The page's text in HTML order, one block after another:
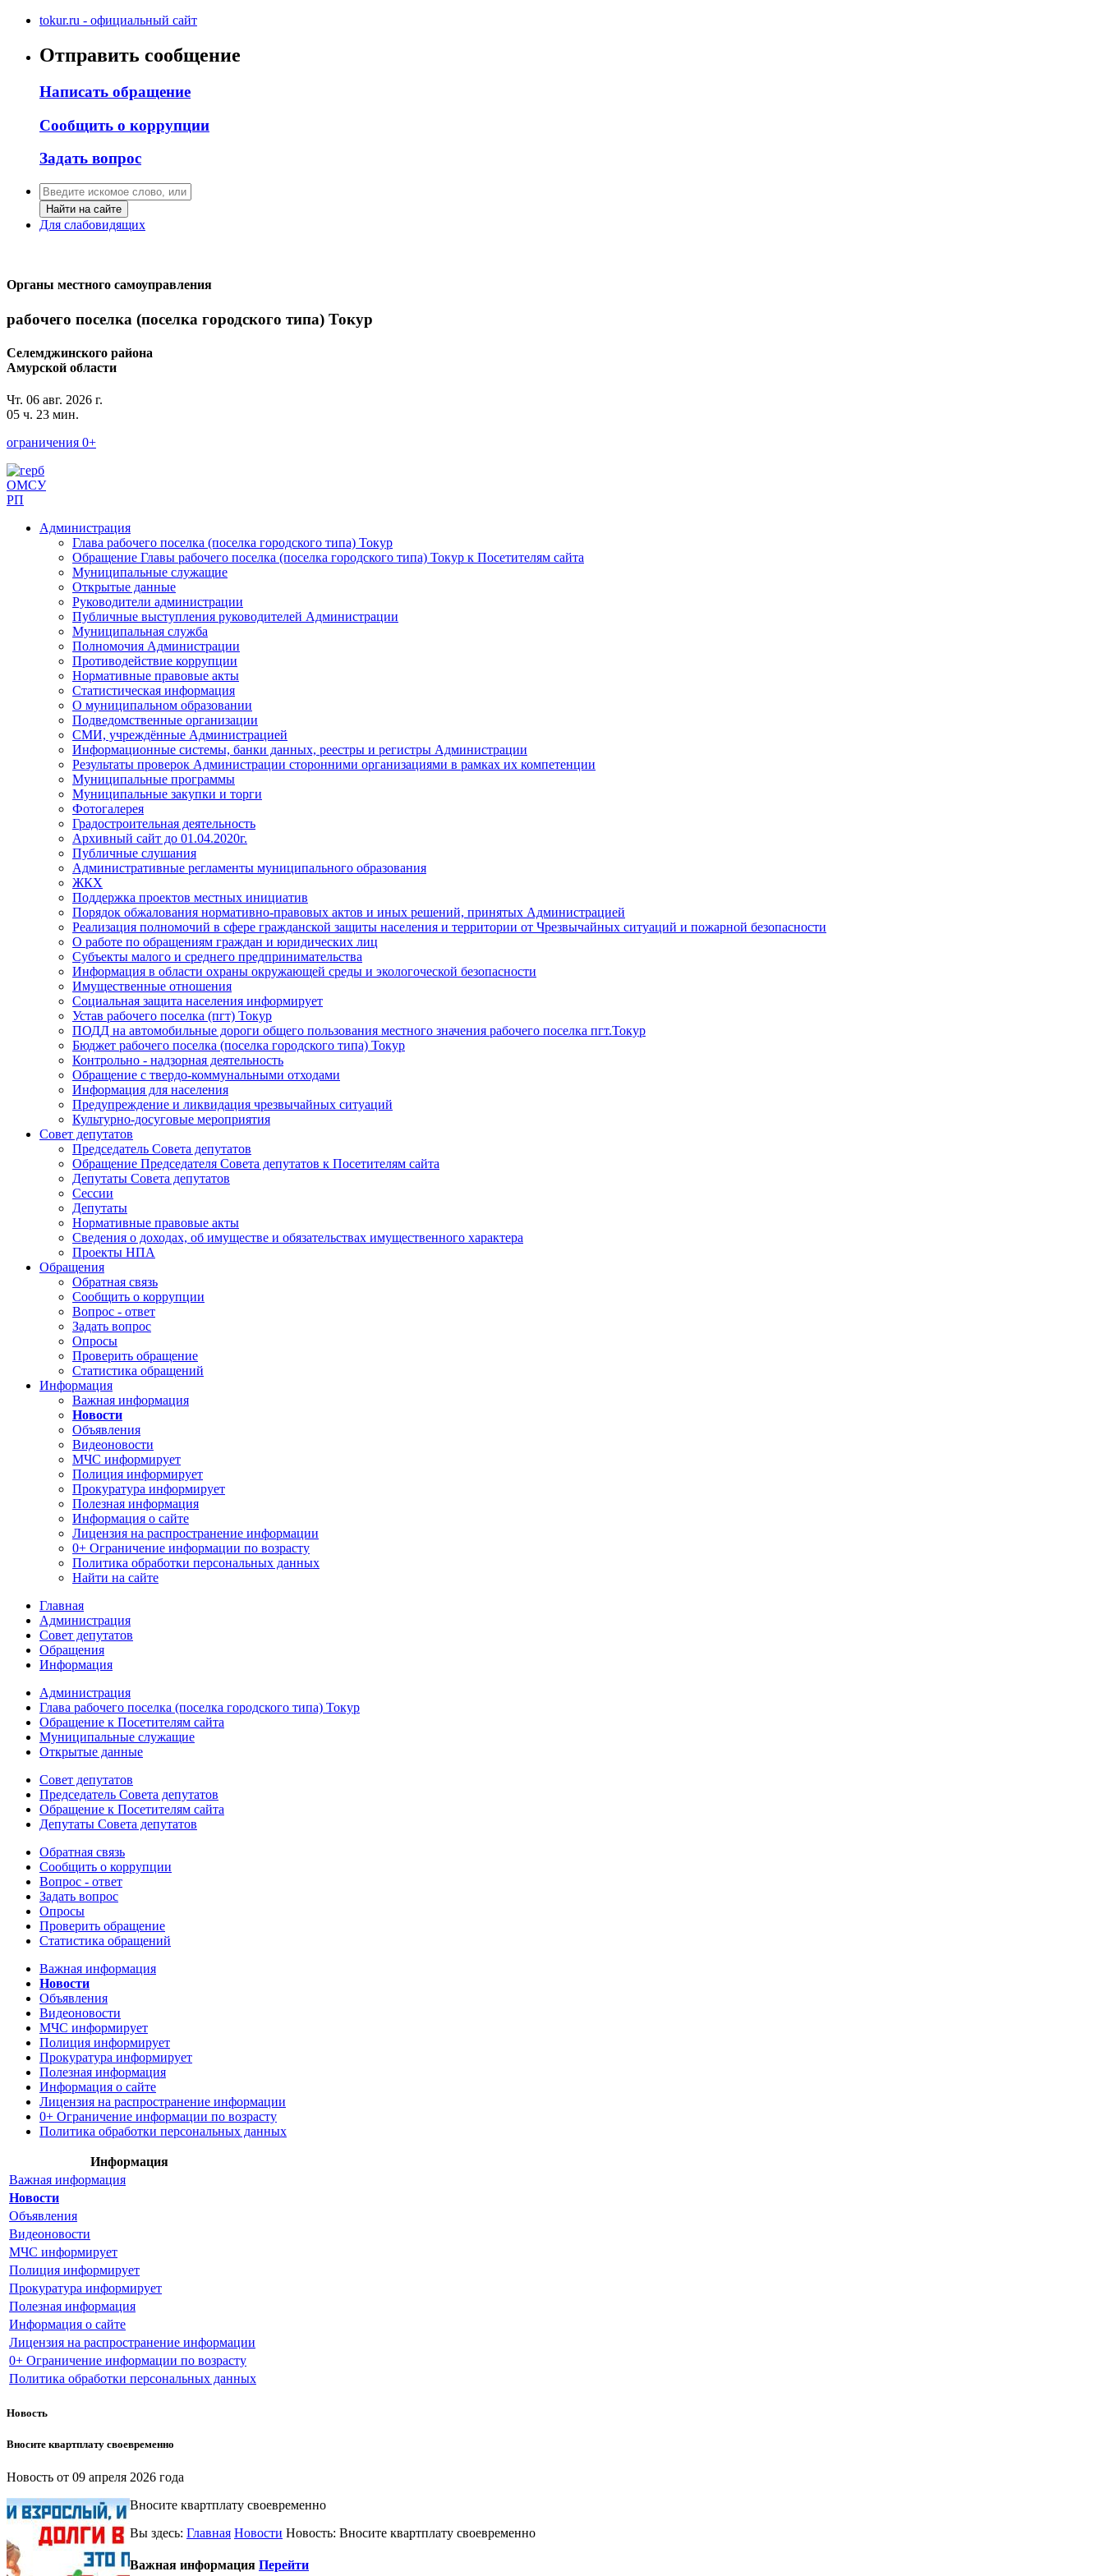
tokur.ru - официальный сайт
Отправить сообщение
Написать обращение
Сообщить о коррупции
Задать вопрос
Найти на сайте
Для слабовидящих
Органы местного самоуправления
рабочего поселка (поселка городского типа) Токур
Селемджинского района
Амурской области
Чт. 06 авг. 2026 г.
05 ч. 23 мин.
ограничения 0+
ОМСУ
РП
Администрация
Глава рабочего поселка (поселка городского типа) Токур
Обращение Главы рабочего поселка (поселка городского типа) Токур к Посетителям сайта
Муниципальные служащие
Открытые данные
Руководители администрации
Публичные выступления руководителей Администрации
Муниципальная служба
Полномочия Администрации
Противодействие коррупции
Нормативные правовые акты
Статистическая информация
О муниципальном образовании
Подведомственные организации
СМИ, учреждённые Администрацией
Информационные системы, банки данных, реестры и регистры Администрации
Результаты проверок Администрации сторонними организациями в рамках их компетенции
Муниципальные программы
Муниципальные закупки и торги
Фотогалерея
Градостроительная деятельность
Архивный сайт до 01.04.2020г.
Публичные слушания
Административные регламенты муниципального образования
ЖКХ
Поддержка проектов местных инициатив
Порядок обжалования нормативно-правовых актов и иных решений, принятых Администрацией
Реализация полномочий в сфере гражданской защиты населения и территории от Чрезвычайных ситуаций и пожарной безопасности
О работе по обращениям граждан и юридических лиц
Субъекты малого и среднего предпринимательства
Информация в области охраны окружающей среды и экологоческой безопасности
Имущественные отношения
Социальная защита населения информирует
Устав рабочего поселка (пгт) Токур
ПОДД на автомобильные дороги общего пользования местного значения рабочего поселка пгт.Токур
Бюджет рабочего поселка (поселка городского типа) Токур
Контрольно - надзорная деятельность
Обращение с твердо-коммунальными отходами
Информация для населения
Предупреждение и ликвидация чрезвычайных ситуаций
Культурно-досуговые мероприятия
Совет депутатов
Председатель Совета депутатов
Обращение Председателя Совета депутатов к Посетителям сайта
Депутаты Совета депутатов
Сессии
Депутаты
Нормативные правовые акты
Сведения о доходах, об имуществе и обязательствах имущественного характера
Проекты НПА
Обращения
Обратная связь
Сообщить о коррупции
Вопрос - ответ
Задать вопрос
Опросы
Проверить обращение
Статистика обращений
Информация
Важная информация
Новости
Объявления
Видеоновости
МЧС информирует
Полиция информирует
Прокуратура информирует
Полезная информация
Информация о сайте
Лицензия на распространение информации
0+ Ограничение информации по возрасту
Политика обработки персональных данных
Найти на сайте
Главная
Администрация
Совет депутатов
Обращения
Информация
Администрация
Глава рабочего поселка (поселка городского типа) Токур
Обращение к Посетителям сайта
Муниципальные служащие
Открытые данные
Совет депутатов
Председатель Совета депутатов
Обращение к Посетителям сайта
Депутаты Совета депутатов
Обратная связь
Сообщить о коррупции
Вопрос - ответ
Задать вопрос
Опросы
Проверить обращение
Статистика обращений
Важная информация
Новости
Объявления
Видеоновости
МЧС информирует
Полиция информирует
Прокуратура информирует
Полезная информация
Информация о сайте
Лицензия на распространение информации
0+ Ограничение информации по возрасту
Политика обработки персональных данных
Информация
Важная информация
Новости
Объявления
Видеоновости
МЧС информирует
Полиция информирует
Прокуратура информирует
Полезная информация
Информация о сайте
Лицензия на распространение информации
0+ Ограничение информации по возрасту
Политика обработки персональных данных
Новость
Вносите квартплату своевременно
Новость от 09 апреля 2026 года
Вносите квартплату своевременно
Вы здесь: Главная Новости Новость: Вносите квартплату своевременно
Важная информация Перейти